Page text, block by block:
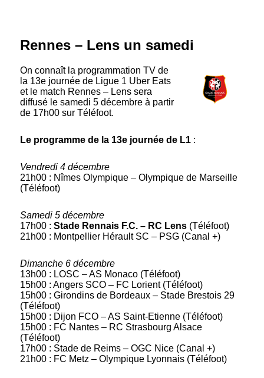
Rennes – Lens un samedi
On connaît la programmation TV de
la 13e journée de Ligue 1 Uber Eats
et le match Rennes – Lens sera
diffusé le samedi 5 décembre à partir
de 17h00 sur Téléfoot.
Le programme de la 13e journée de L1 :
Vendredi 4 décembre
21h00 : Nîmes Olympique – Olympique de Marseille
(Téléfoot)
Samedi 5 décembre
17h00 :Stade Rennais F.C. – RC Lens (Téléfoot)
21h00 : Montpellier Hérault SC – PSG (Canal +)
Dimanche 6 décembre
13h00 : LOSC – AS Monaco (Téléfoot)
15h00 : Angers SCO – FC Lorient (Téléfoot)
15h00 : Girondins de Bordeaux – Stade Brestois 29
(Téléfoot)
15h00 : Dijon FCO – AS Saint-Etienne (Téléfoot)
15h00 : FC Nantes – RC Strasbourg Alsace
(Téléfoot)
17h00 : Stade de Reims – OGC Nice (Canal +)
21h00 : FC Metz – Olympique Lyonnais (Téléfoot)